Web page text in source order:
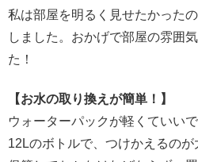
私は部屋を明るく見せたかった
しました。おかげで部屋の雰囲
た！
【お水の取り換えが簡単！】
ウォーターパックが軽くていい
12Lのボトルで、つけかえるの